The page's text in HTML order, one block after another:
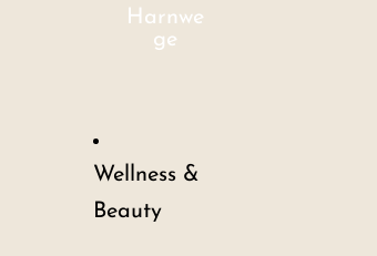
Harnwe
ge
Wellness &
Beauty